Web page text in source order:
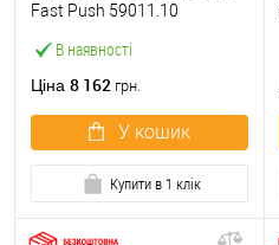
В наявності
Fast Push 59011.10
штангою 900 мм червона
Ціна 8 162 грн.
У кошик
Купити в 1 клік